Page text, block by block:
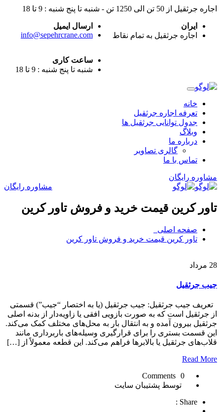
اجاره جرثقیل از 50 تن الی 1250 تن - شنبه تا پنج شنبه : 9 تا 18
ایران
اجاره جرثقیل به تمام نقاط
ارسال ایمیل
info@sepehrcrane.com
ساعت کاری
شنبه تا پنج شنبه : 9 تا 18
خانه
تعرفه اجاره جرثقیل
جدول توانایی جرثقیل ها
وبلاگ
درباره ما
گالری تصاویر
تماس با ما
مشاوره رایگان
مشاوره رایگان
تاور کرين قيمت خريد و فروش تاور کرين
صفحه اصلی
تاور کرين قيمت خريد و فروش تاور کرين
28 مرداد
جیب جرثقیل
تعریف جیب جرثقیل: جیب جرثقیل (یا به اختصار “جیب”) قسمتی
از جرثقیل است که به صورت بازویی افقی یا زاویه‌دار از بدنه اصلی
جرثقیل بیرون آمده و به انتقال بار به محل‌های مختلف کمک می‌کند.
این قسمت بستری را برای قرارگیری وسیله‌های باربرداری مانند
قلاب‌های جرثقیل یا بالابرها فراهم می‌کند. این قطعه معمولاً از […]
Read More
0 Comments
توسط پشتیبان سایت
Share :